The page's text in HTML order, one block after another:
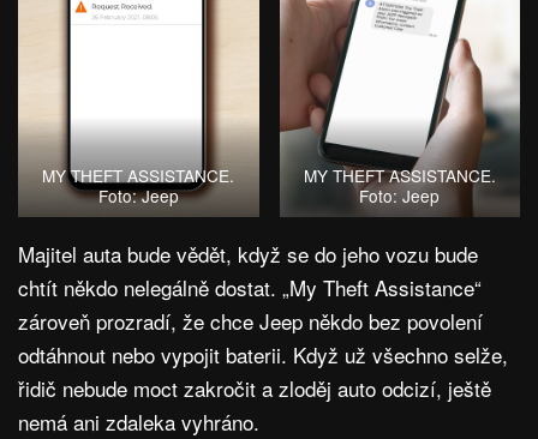
MY THEFT ASSISTANCE.
Foto: Jeep
MY THEFT ASSISTANCE.
Foto: Jeep
Majitel auta bude vědět, když se do jeho vozu bude
chtít někdo nelegálně dostat. „My Theft Assistance“
zároveň prozradí, že chce Jeep někdo bez povolení
odtáhnout nebo vypojit baterii. Když už všechno selže,
řidič nebude moct zakročit a zloděj auto odcizí, ještě
nemá ani zdaleka vyhráno.